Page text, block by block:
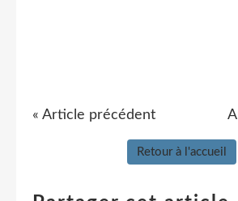
« Article précédent
Retour à l'accueil